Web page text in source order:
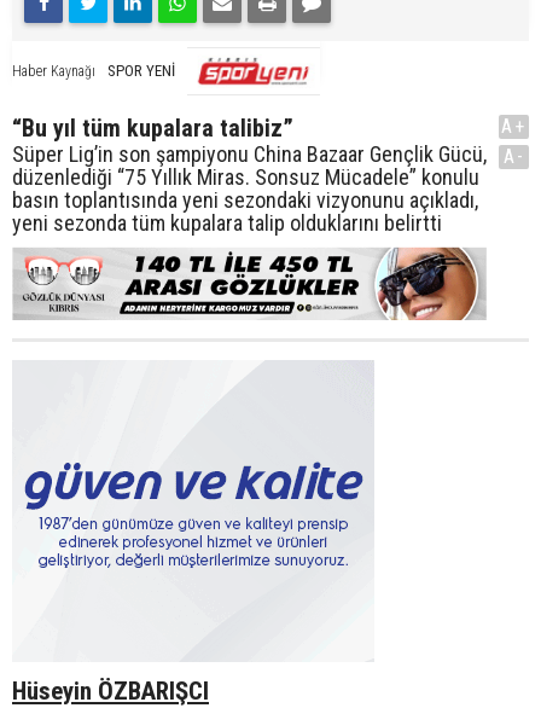
Haber Kaynağı SPOR YENİ
“Bu yıl tüm kupalara talibiz”
Süper Lig’in son şampiyonu China Bazaar Gençlik Gücü,
düzenlediği “75 Yıllık Miras. Sonsuz Mücadele” konulu
basın toplantısında yeni sezondaki vizyonunu açıkladı,
yeni sezonda tüm kupalara talip olduklarını belirtti
A+
A-
Hüseyin ÖZBARIŞCI